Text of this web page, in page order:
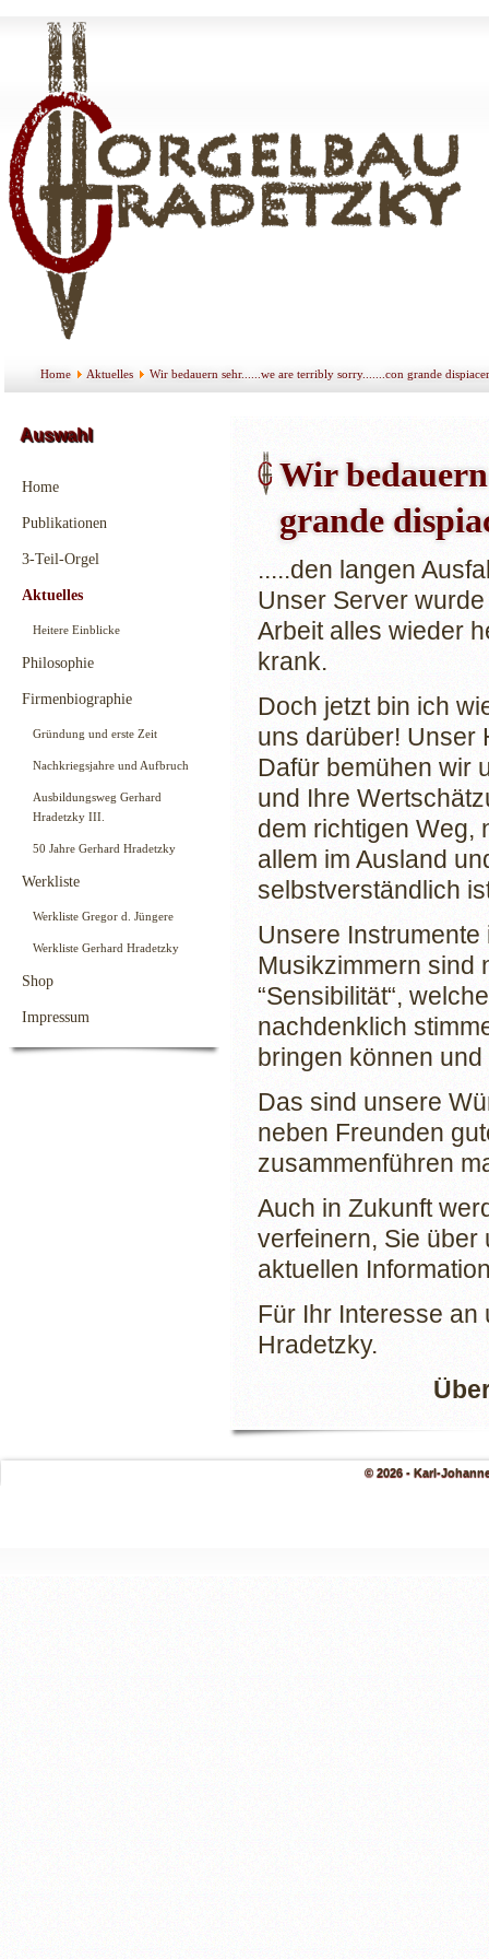
Home Aktuelles Wir bedauern sehr......we are terribly sorry.......con grande
Auswahl
Home
Publikationen
3-Teil-Orgel
Aktuelles
Heitere Einblicke
Philosophie
Firmenbiographie
Gründung und erste Zeit
Nachkriegsjahre und Aufbruch
Ausbildungsweg Gerhard
Hradetzky III.
50 Jahre Gerhard Hradetzky
Werkliste
Werkliste Gregor d. Jüngere
Werkliste Gerhard Hradetzky
Shop
Impressum
Wir
grande
.....den langen
Unser Server
Arbeit alles wieder
krank.
Doch jetzt bin ich
uns darüber! Unser
Dafür bemühen wir
und Ihre
dem richtigen Weg,
allem im Ausland
selbstverständlich
Unsere
Musikzimmern sind
“Sensibilität“,
nachdenklich
bringen können
Das sind unsere
neben Freunden
zusammenführen
Auch in Zukunft
verfeinern, Sie über
aktuellen
Für Ihr Interesse an
Hradetzky.
© 2026 - Karl-